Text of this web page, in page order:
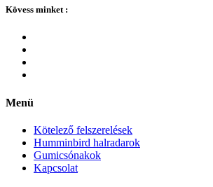
Kövess minket :
Menü
Kötelező felszerelések
Humminbird halradarok
Gumicsónakok
Kapcsolat